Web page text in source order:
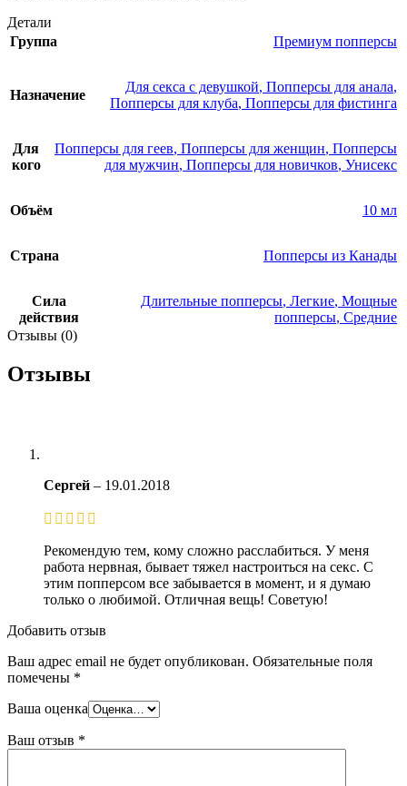
Детали
Группа
Премиум попперсы
Назначение
Для секса с девушкой, Попперсы для анала,
Попперсы для клуба, Попперсы для фистинга
Для
кого
Попперсы для геев, Попперсы для женщин, Попперсы
для мужчин, Попперсы для новичков, Унисекс
Объём 10 мл
Страна Попперсы из Канады
Сила
действия
Длительные попперсы, Легкие, Мощные
попперсы, Средние
Отзывы (0)
Отзывы
Сергей – 19.01.2018
Рекомендую тем, кому сложно расслабиться. У меня
работа нервная, бывает тяжел настроиться на секс. С
этим попперсом все забывается в момент, и я думаю
только о любимой. Отличная вещь! Советую!
Добавить отзыв
Ваш адрес email не будет опубликован. Обязательные поля
помечены *
Ваша оценка
Ваш отзыв *